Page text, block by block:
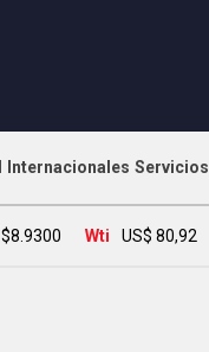
Internacionales Servicios
$8.9300 Wti US$ 80,92